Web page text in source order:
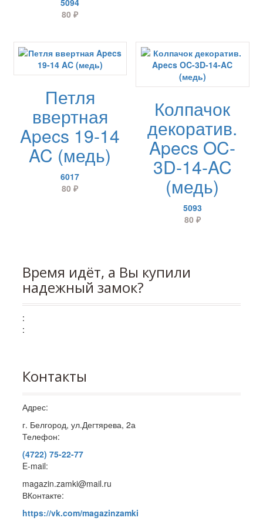
5094
80₽
Петля
ввертная
Apecs 19-14
AC (медь)
6017
80₽
Колпачок
декоратив.
Apecs OC-
3D-14-AC
(медь)
5093
80 ₽
Время идёт, а Вы купили
надежный замок?
:
:
Контакты
Адрес:
г. Белгород, ул.Дегтярева, 2а
Телефон:
(4722) 75-22-77
E-mail:
magazin.zamki@mail.ru
ВКонтакте:
https://vk.com/magazinzamki